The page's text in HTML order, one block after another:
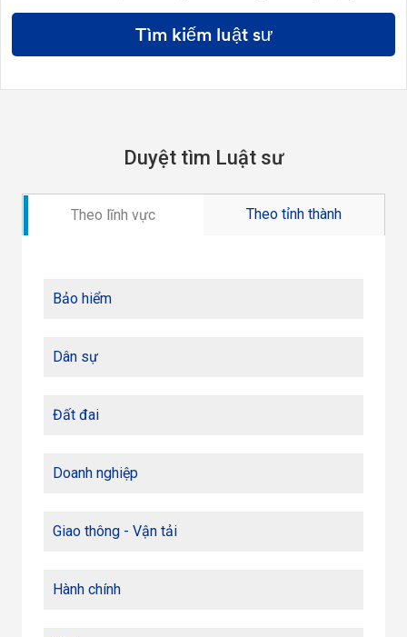
Tìm kiếm luật sư
Duyệt tìm Luật sư
Theo lĩnh vực Theo tỉnh thành
Bảo hiểm
Dân sự
Đất đai
Doanh nghiệp
Giao thông - Vận tải
Hành chính